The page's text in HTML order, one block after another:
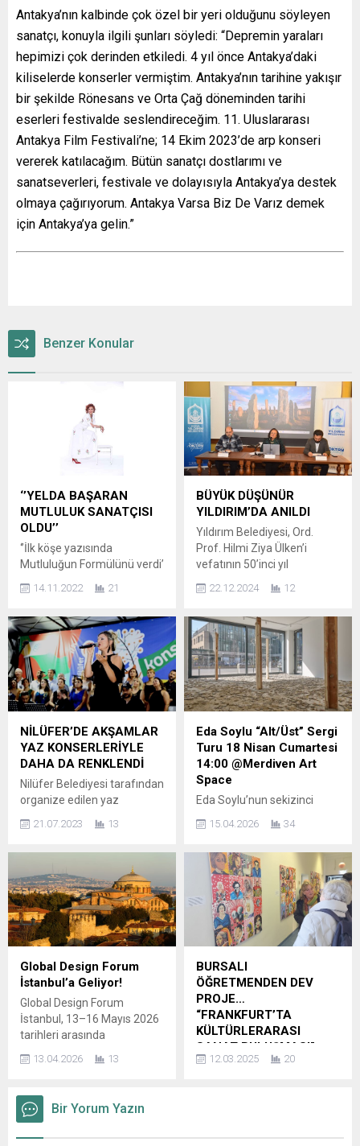
Antakya’nın kalbinde çok özel bir yeri olduğunu söyleyen
sanatçı, konuyla ilgili şunları söyledi: “Depremin yaraları
hepimizi çok derinden etkiledi. 4 yıl önce Antakya’daki
kiliselerde konserler vermiştim. Antakya’nın tarihine yakışır
bir şekilde Rönesans ve Orta Çağ döneminden tarihi
eserleri festivalde seslendireceğim. 11. Uluslararası
Antakya Film Festivali’ne; 14 Ekim 2023’de arp konseri
vererek katılacağım. Bütün sanatçı dostlarımı ve
sanatseverleri, festivale ve dolayısıyla Antakya’ya destek
olmaya çağırıyorum. Antakya Varsa Biz De Varız demek
için Antakya’ya gelin.”
Benzer Konular
‘’YELDA BAŞARAN
MUTLULUK SANATÇISI
OLDU’’
‘’İlk köşe yazısında
Mutluluğun Formülünü verdi’
bozuklukları danışmanı
Oturduğunuz yerde
zayıflamak ister misiniz?
Kitabının Arapçaya
çevrilmesiyle dikkatleri
üzerine çektikten sonra
parlayan yıldızını şimdide
köşe yazarlığı ile
taçlandırıyor Bundan böyle
her Salı Hürriyet gazetesinin
Başaran ile Mutluluk köşesin
de ki yazılarıyla
okuyucusuyla...
14.11.2022 21
BÜYÜK DÜŞÜNÜR
YILDIRIM’DA ANILDI
Yıldırım Belediyesi, Ord.
Prof. Hilmi Ziya Ülken’i
vefatının 50’inci yıl
program ile yad etti.
Alev Alatlı Şehir Düşünce ve
Sanat Merkezi’nde
düzenlenen “Düşünceye
Adanmış Bir Ömür:
Vefatının 50. Yılında Hilmi
Ziya Ülken” başlıklı panele
Prof. Dr. Nesrin Karaca, Prof.
Dr. Mehmet Fatih Birgül ve
Doç. Dr....
22.12.2024 12
NİLÜFER’DE AKŞAMLAR
YAZ KONSERLERİYLE
DAHA DA RENKLENDİ
Nilüfer Belediyesi tarafından
organize edilen yaz
Ertuğrul Mahallesi oldu.
mahalleliler ile birlikte
Nilüfer Belediye Başkanı
Turgay Erdem de izledi.
Nilüfer’de her akşam farklı
bir mahallede organize
edilen yaz konserleri,
mahallelilerin de katılımıyla
keyifli şekilde devam ediyor.
Temmuz ayı boyunca
organize edilen...
21.07.2023 13
Eda Soylu “Alt/Üst” Sergi
Turu 18 Nisan Cumartesi
14:00 @Merdiven Art
Space
Eda Soylu’nun sekizinci
Nisan-9 Mayıs 2026 tarihleri
Space’te izleyiciyle
buluşuyor. 2012 yılından beri
ev ve yer etme kavramları
üzerine çalışmalarını
sürdüren Soylu, pratiğini
yerleştirme sanatı üzerine
kurar. Bu doğrultuda
oluşturduğu üretimlerini “Ve
evin yüzü burkuldu” adlı
serisi altında bir araya getirir.
“Ve evin...
15.04.2026 34
Global Design Forum
İstanbul’a Geliyor!
Global Design Forum
İstanbul, 13–16 Mayıs 2026
tarihleri arasında
geneline yayılan
sesleri bir araya getiriyor.
Global Design Forum’un
13.04.2026 13
BURSALI
ÖĞRETMENDEN DEV
PROJE…
“FRANKFURT’TA
KÜLTÜRLERARASI
SANAT BULUŞMASI”
Frankfurt, 8 Mart 2025-
12.03.2025 20
Bir Yorum Yazın